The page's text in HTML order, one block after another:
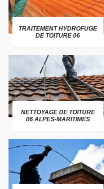
TRAITEMENT HYDROFUGE
DE TOITURE 06
NETTOYAGE DE TOITURE
06 ALPES-MARITIMES